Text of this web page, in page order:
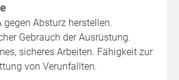
gegen Absturz herstellen.
Gebrauch der Ausrüstung.
sicheres Arbeiten. Fähigkeit zur
von Verunfallten.